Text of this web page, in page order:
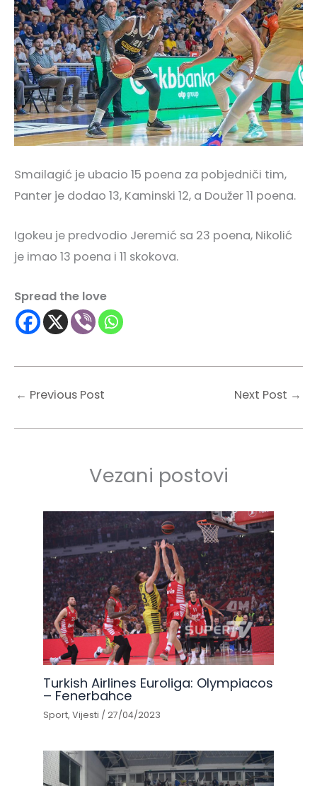
Smailagić je ubacio 15 poena za pobjedniči tim,
Panter je dodao 13, Kaminski 12, a Doužer 11 poena.
Igokeu je predvodio Jeremić sa 23 poena, Nikolić
je imao 13 poena i 11 skokova.
Spread the love
← Previous Post Next Post →
Vezani postovi
Turkish Airlines Euroliga: Olympiacos
– Fenerbahce
Sport,Vijesti /27/04/2023